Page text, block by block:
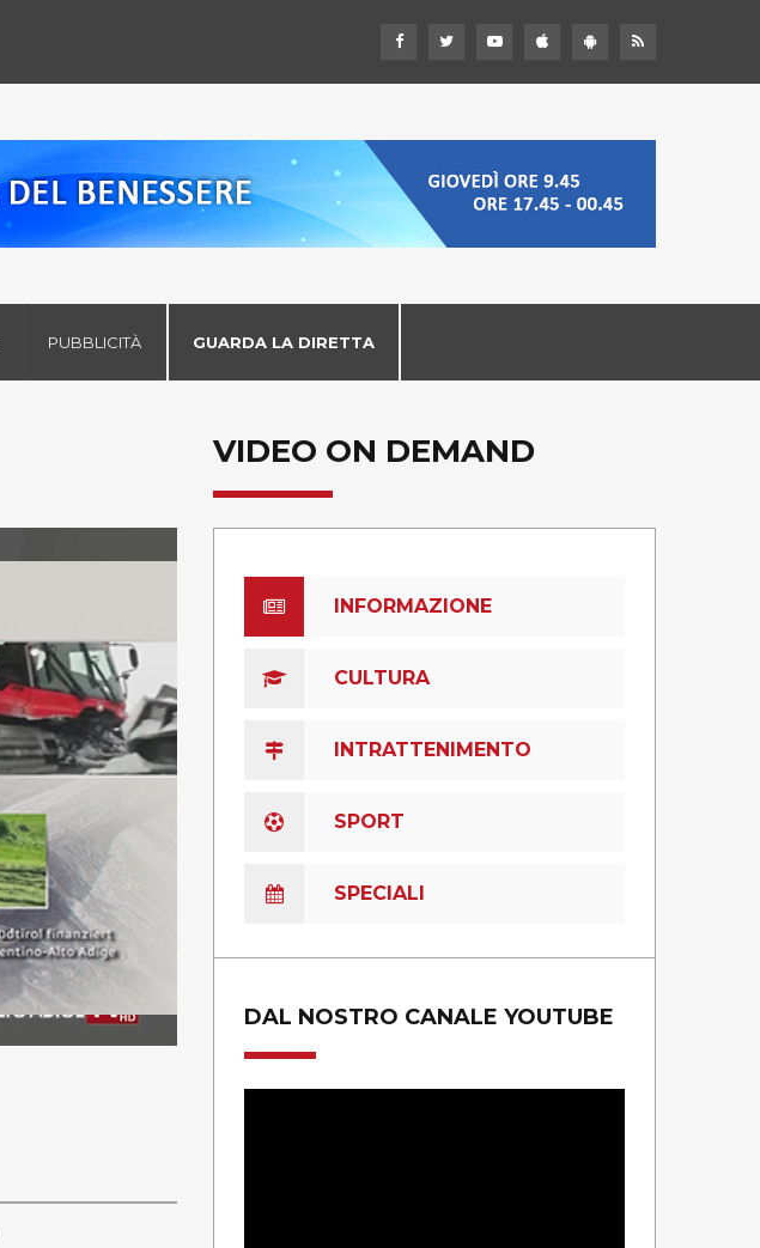
PUBBLICITÀ GUARDA LA DIRETTA
VIDEO ON DEMAND
INFORMAZIONE
CULTURA
INTRATTENIMENTO
SPORT
SPECIALI
DAL NOSTRO CANALE YOUTUBE